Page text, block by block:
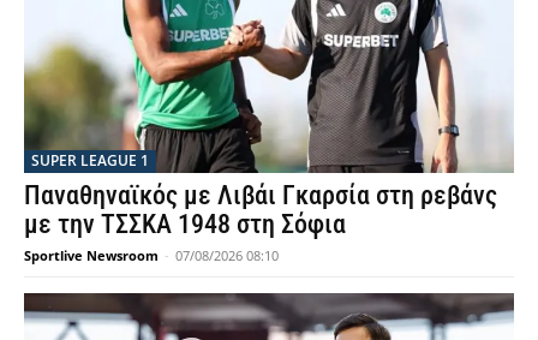
SUPER LEAGUE 1
Παναθηναϊκός με Λιβάι Γκαρσία στη ρεβάνς
με την ΤΣΣΚΑ 1948 στη Σόφια
Sportlive Newsroom - 07/08/2026 08:10